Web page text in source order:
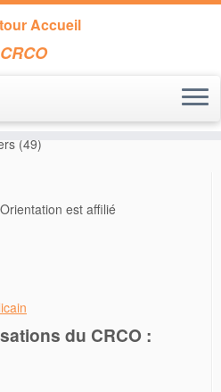
CRCO
» Le 22 juin 2014 – Championnats
(49)
est affilié
du CRCO :